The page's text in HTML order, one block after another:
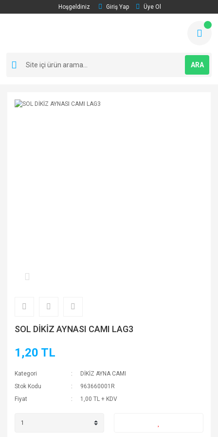
Hoşgeldiniz Giriş Yap Üye Ol
ARA
SOL DİKİZ AYNASI CAMI LAG3
1,20 TL
Kategori
DİKİZ AYNA CAMI
Stok Kodu
963660001R
Fiyat
1,00 TL + KDV